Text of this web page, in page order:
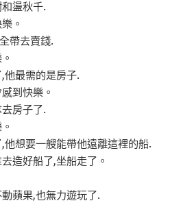
盪秋千.
。
帶去賣錢.
他最需的是房子.
到快樂。
房子了.
他想要一艘能帶他遠離這裡的船.
造好船了,坐船走了。
蘋果,也無力遊玩了.